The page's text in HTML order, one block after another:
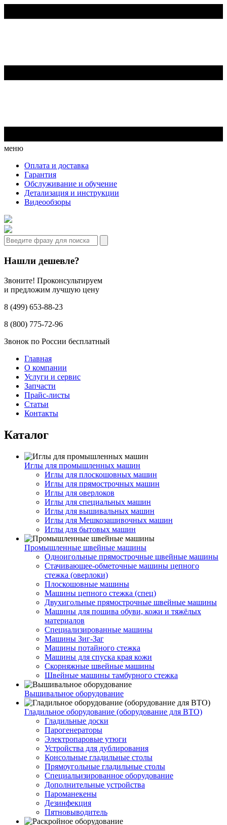
меню
Оплата и доставка
Гарантия
Обслуживание и обучение
Детализация и инструкции
Видеообзоры
Нашли дешевле?
Звоните! Проконсультируем
и предложим лучшую цену
8 (499) 653-88-23
8 (800) 775-72-96
Звонок по России бесплатный
Главная
О компании
Услуги и сервис
Запчасти
Прайс-листы
Статьи
Контакты
Каталог
Иглы для промышленных машин
Иглы для плоскошовных машин
Иглы для прямострочных машин
Иглы для оверлоков
Иглы для специальных машин
Иглы для вышивальных машин
Иглы для Мешкозашивочных машин
Иглы для бытовых машин
Промышленные швейные машины
Одноигольные прямострочные швейные машины
Стачивающее-обметочные машины цепного
стежка (оверлоки)
Плоскошовные машины
Машины цепного стежка (спец)
Двухигольные прямострочные швейные машины
Машины для пошива обуви, кожи и тяжёлых
материалов
Специализированные машины
Машины Зиг-Заг
Машины потайного стежка
Машины для спуска края кожи
Скорняжные швейные машины
Швейные машины тамбурного стежка
Вышивальное оборудование
Гладильное оборудование (оборудование для ВТО)
Гладильные доски
Парогенераторы
Электропаровые утюги
Устройства для дублирования
Консольные гладильные столы
Прямоугольные гладильные столы
Специальизированное оборудование
Дополнительные устройства
Пароманекены
Дезинфекция
Пятновыводитель